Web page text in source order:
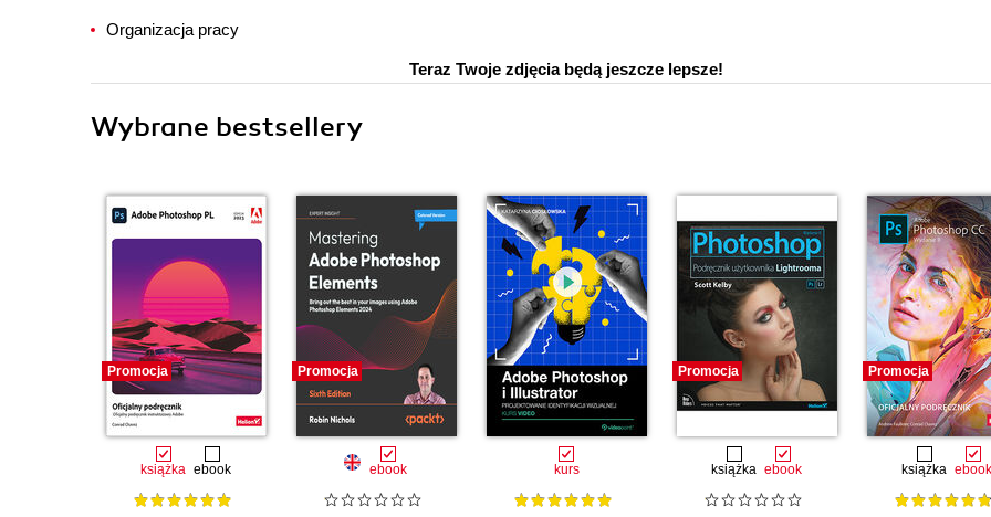
Organizacja pracy
Teraz Twoje zdjęcia będą jeszcze lepsze!
Wybrane bestsellery
Promocja
książka ebook
Promocja
ebook kurs
Promocja
książka ebook
Promocja
książka ebook